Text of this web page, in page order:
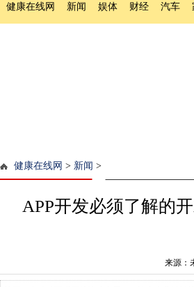
健康在线网 新闻 娱体 财经 汽车
健康在线网 > 新闻 >
APP开发必须了解的
来源：